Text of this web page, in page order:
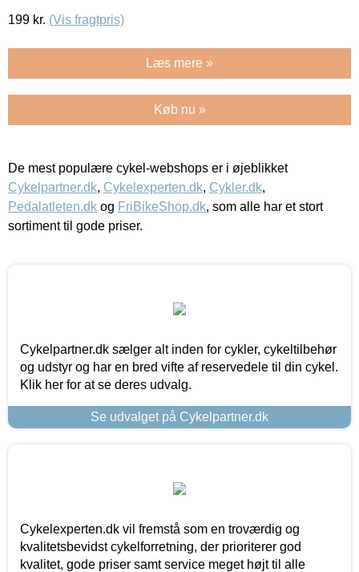
199 kr. (Vis fragtpris)
Læs mere »
Køb nu »
De mest populære cykel-webshops er i øjeblikket
Cykelpartner.dk, Cykelexperten.dk, Cykler.dk,
Pedalatleten.dk og FriBikeShop.dk, som alle har et stort
sortiment til gode priser.
Cykelpartner.dk sælger alt inden for cykler, cykeltilbehør
og udstyr og har en bred vifte af reservedele til din cykel.
Klik her for at se deres udvalg.
Se udvalget på Cykelpartner.dk
Cykelexperten.dk vil fremstå som en troværdig og
kvalitetsbevidst cykelforretning, der prioriterer god
kvalitet, gode priser samt service meget højt til alle